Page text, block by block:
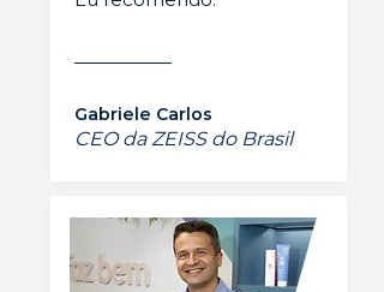
Gabriele Carlos
CEO da ZEISS do Brasil